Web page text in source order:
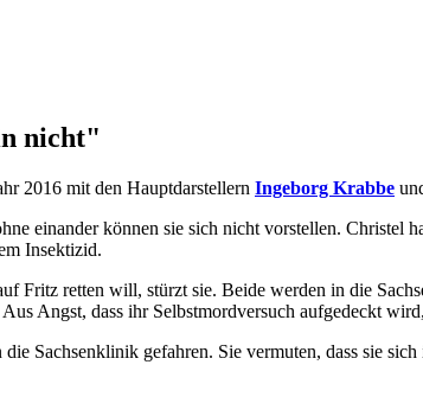
nicht"
2016 mit den Hauptdarstellern Ingeborg Krabbe
einander können sie sich nicht vorstellen. Christel
Insektizid.
Fritz retten will, stürzt sie. Beide werden in die
Angst, dass ihr Selbstmordversuch aufgedeckt
Sachsenklinik gefahren. Sie vermuten, dass sie